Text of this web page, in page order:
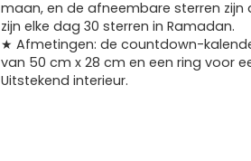
maan, en de afneembare sterren zijn
zijn elke dag 30 sterren in Ramadan.
★ Afmetingen: de countdown-
van 50 cm x 28 cm en een ring voor
Uitstekend interieur.